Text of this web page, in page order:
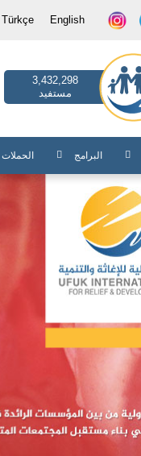
English
Türkçe
3,432,298
مستفيد
البرامج الحملات